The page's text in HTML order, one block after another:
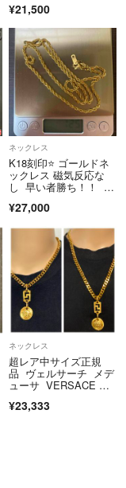
¥21,500
ネックレス
K18刻印⭐️ ゴールドネ
ックレス 磁気反応な
し 早い者勝ち！！ 1
テーションアクセサリ
¥27,000
ネックレス
超レア中サイズ正規
品 ヴェルサーチ メデ
ューサ VERSACE コ
レス ペンダント メド
¥23,333